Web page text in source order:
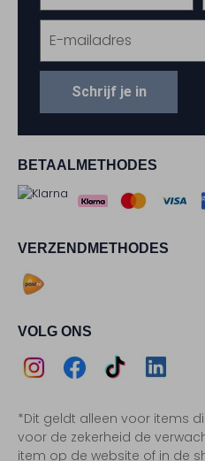
BETAALMETHODES
VERZENDMETHODES
VOLG ONS
Instagram
Facebook
TikTok
*Dit geldt alleen voor items
voor de zekerheid de
item op de website of in de
Schrijf je in